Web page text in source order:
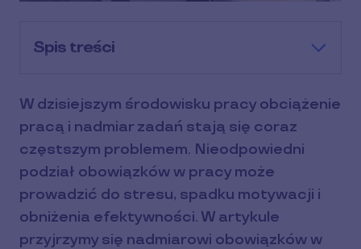
Spis treści
W dzisiejszym środowisku pracy obciążenie
pracą i nadmiar zadań stają się coraz
częstszym problemem. Nieodpowiedni
podział obowiązków w pracy może
prowadzić do stresu, spadku motywacji i
obniżenia efektywności. W artykule
przyjrzymy się nadmiarowi obowiązków w